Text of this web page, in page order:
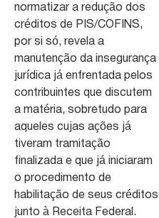
normatizar a redução dos
créditos de PIS/COFINS,
por si só, revela a
manutenção da insegurança
jurídica já enfrentada pelos
contribuintes que discutem
a matéria, sobretudo para
aqueles cujas ações já
tiveram tramitação
finalizada e que já iniciaram
o procedimento de
habilitação de seus créditos
junto à Receita Federal.